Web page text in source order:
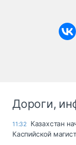
Дороги,
11:32 Казахстан
Каспийской